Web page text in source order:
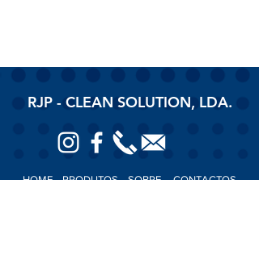
RJP - CLEAN SOLUTION, LDA.
HOMEPRODUTOSSOBRE CONTACTOS